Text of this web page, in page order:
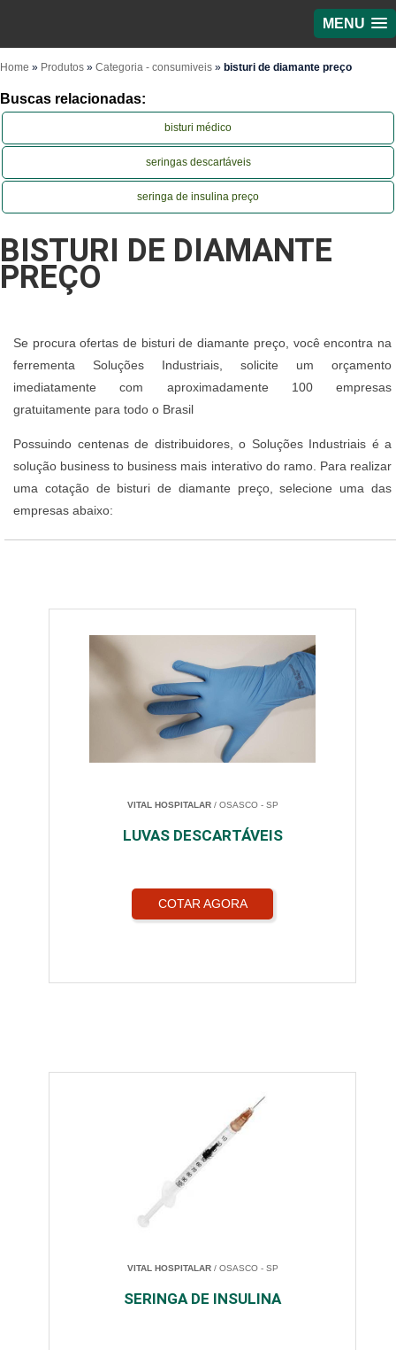
MENU
Home » Produtos » Categoria - consumiveis » bisturi de diamante preço
Buscas relacionadas:
bisturi médico
seringas descartáveis
seringa de insulina preço
BISTURI DE DIAMANTE
PREÇO
Se procura ofertas de bisturi de diamante preço, você encontra na
ferrementa Soluções Industriais, solicite um orçamento
imediatamente com aproximadamente 100 empresas
gratuitamente para todo o Brasil
Possuindo centenas de distribuidores, o Soluções Industriais é a
solução business to business mais interativo do ramo. Para realizar
uma cotação de bisturi de diamante preço, selecione uma das
empresas abaixo:
VITAL HOSPITALAR/ OSASCO - SP
LUVAS DESCARTÁVEIS
COTAR AGORA
VITAL HOSPITALAR/ OSASCO - SP
SERINGA DE INSULINA